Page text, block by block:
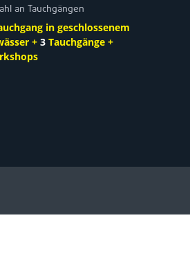
an Tauchgängen
in geschlossenem
+ 3 Tauchgänge +